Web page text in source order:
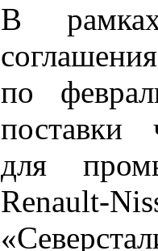
В рамках
по
поставки
для
Renault-